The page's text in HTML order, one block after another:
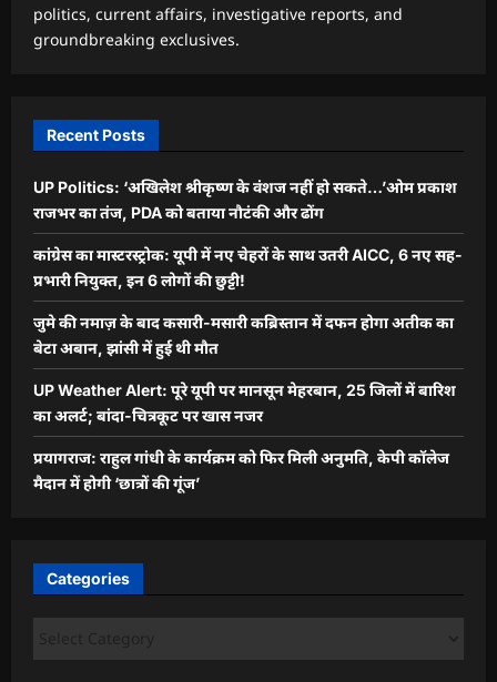
politics, current affairs, investigative reports, and
groundbreaking exclusives.
Recent Posts
UP Politics: ‘अखिलेश श्रीकृष्ण के वंशज नहीं हो सकते…’ओम प्रकाश
राजभर का तंज, PDA को बताया नौटंकी और ढोंग
कांग्रेस का मास्टरस्ट्रोक: यूपी में नए चेहरों के साथ उतरी AICC, 6 नए सह-
प्रभारी नियुक्त, इन 6 लोगों की छुट्टी!
जुमे की नमाज़ के बाद कसारी-मसारी कब्रिस्तान में दफन होगा अतीक का
बेटा अबान, झांसी में हुई थी मौत
UP Weather Alert: पूरे यूपी पर मानसून मेहरबान, 25 जिलों में बारिश
का अलर्ट; बांदा-चित्रकूट पर खास नजर
प्रयागराज: राहुल गांधी के कार्यक्रम को फिर मिली अनुमति, केपी कॉलेज
मैदान में होगी ‘छात्रों की गूंज’
Categories